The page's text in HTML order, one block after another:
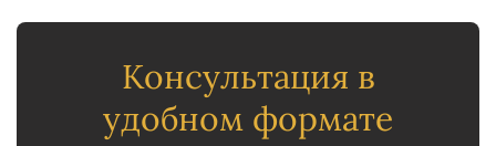
Консультация в
удобном формате